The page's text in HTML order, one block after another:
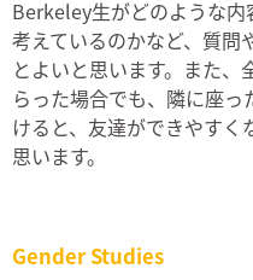
Berkeley生がどのような
考えているのかなど、質問
とよいと思います。また
らった場合でも、隣に座
けると、友達ができやす
思います。
Gender Studies